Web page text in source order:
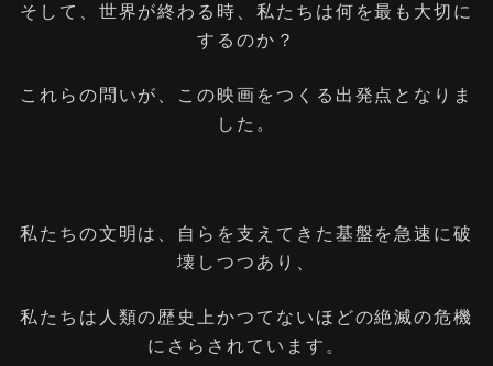
そして、世界が終わる時、私たちは何を最も大切に
するのか？
これらの問いが、この映画をつくる出発点となりま
した。
私たちの文明は、自らを支えてきた基盤を急速に破
壊しつつあり、
私たちは人類の歴史上かつてないほどの絶滅の危機
にさらされています。